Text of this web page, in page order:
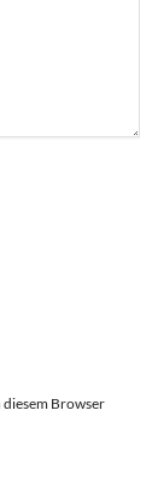
diesem Browser